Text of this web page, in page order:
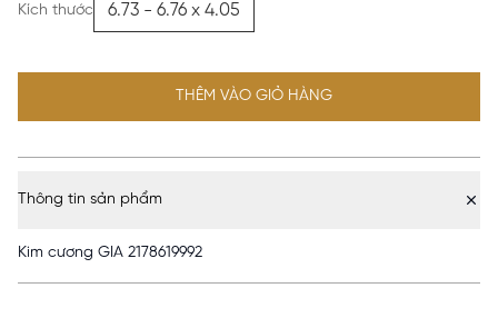
Kích thước 6.73 - 6.76 x 4.05
THÊM VÀO GIỎ HÀNG
Thông tin sản phẩm
Kim cương GIA 2178619992